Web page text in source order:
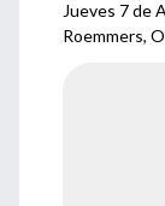
Jueves 7 de
Roemmers,